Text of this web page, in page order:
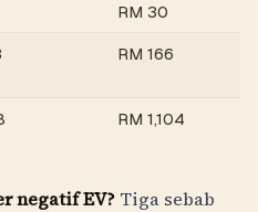
RM 30
RM 166
RM 1,104
negatif EV? Tiga sebab